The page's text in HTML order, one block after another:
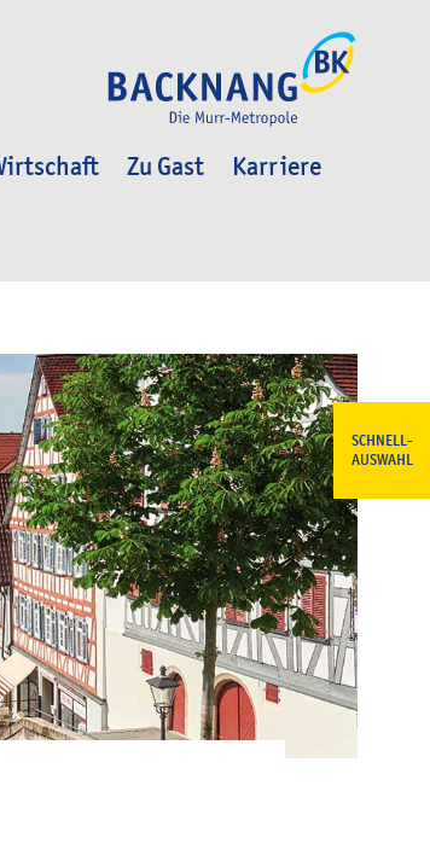
Zu Gast
Karriere
SCHNELL-
AUSWAHL